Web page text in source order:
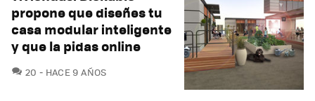
propone que diseñes tu
casa modular inteligente
y que la pidas online
20 COMENTARIOS
HACE 9 AÑOS